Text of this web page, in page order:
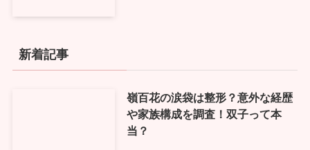
新着記事
嶺百花の涙袋は整形？意外な経歴
や家族構成を調査！双子って本
当？